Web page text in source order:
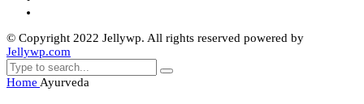
© Copyright 2022 Jellywp. All rights reserved powered by
Jellywp.com
Home Ayurveda